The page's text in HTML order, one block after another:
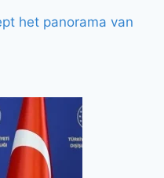
het panorama van